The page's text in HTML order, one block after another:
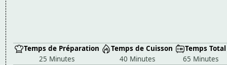
Temps de Préparation
25 Minutes
Temps de Cuisson
40 Minutes
Temps Total
65 Minutes